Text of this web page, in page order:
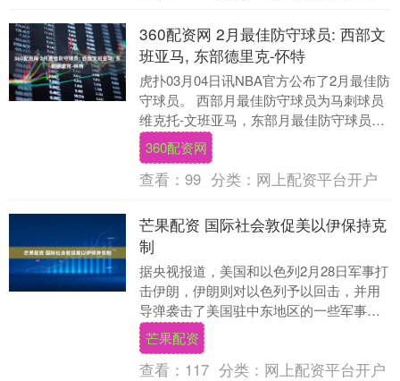
360配资网 2月最佳防守球员: 西部文
班亚马, 东部德里克-怀特
虎扑03月04日讯NBA官方公布了2月最佳防
守球员。 西部月最佳防守球员为马刺球员
维克托-文班亚马，东部月最佳防守球员为
凯尔特人球员德里克-怀特。 在此期间，
文....
360配资网
查看： 99 分类： 网上配资平台开户
芒果配资 国际社会敦促美以伊保持克
制
据央视报道，美国和以色列2月28日军事打
击伊朗，伊朗则对以色列予以回击，并用
导弹袭击了美国驻中东地区的一些军事基
地。冲突引发国际社会高度关注，多方敦
促保持克制，....
芒果配资
查看： 117 分类： 网上配资平台开户